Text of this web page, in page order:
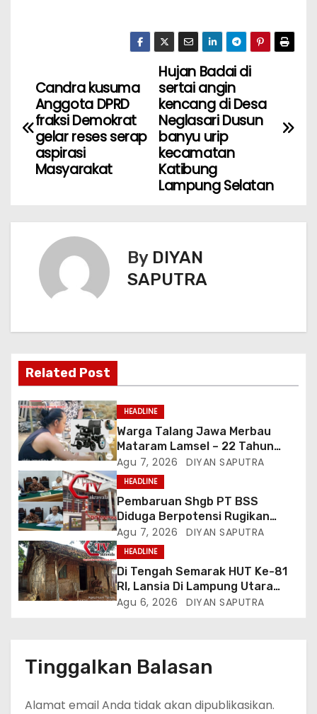
Hujan Badai di
sertai angin
kencang di Desa
Neglasari Dusun
banyu urip
kecamatan
Katibung
Lampung Selatan
Candra kusuma
Anggota DPRD
fraksi Demokrat
gelar reses serap
aspirasi
Masyarakat
By DIYAN
SAPUTRA
Related Post
HEADLINE
Warga Talang Jawa Merbau
Mataram Lamsel – 22 Tahun
Lumpuh Vina Agustina Viral Di
Tiktok Inginkan Kursi Roda
Listrik, Kepala Perwakilan
Provinsi Lampung Media
Cakrawala Tv Meminta Pemda
Lamsel Bertindak
Agu 7, 2026 DIYAN SAPUTRA
HEADLINE
Pembaruan Shgb PT BSS
Diduga Berpotensi Rugikan
Negara, Kementrian ATR/BPN Di
Gugat Di PTUN Jakarta
Agu 7, 2026 DIYAN SAPUTRA
HEADLINE
Di Tengah Semarak HUT Ke-81
RI, Lansia Di Lampung Utara
Hidup Memprihatinkan
Agu 6, 2026 DIYAN SAPUTRA
Tinggalkan Balasan
Alamat email Anda tidak akan dipublikasikan.